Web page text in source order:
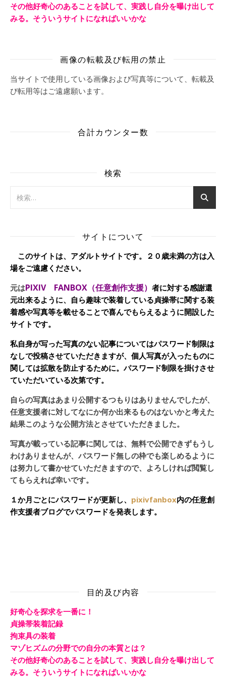
その他好奇心のあることを試して、実践し自分を曝け出して
みる。そういうサイトになればいいかな
画像の転載及び転用の禁止
当サイトで使用している画像および写真等について、転載及
び転用等はご遠慮願います。
合計カウンター数
検索
サイトについて
このサイトは、アダルトサイトです。２０歳未満の方は入
場をご遠慮ください。
元はPIXIV FANBOX（任意創作支援） 者に対する感謝還
元出来るように、自ら趣味で装着している貞操帯に関する装
着感や写真等を載せることで喜んでもらえるように開設した
サイトです。
私自身が写った写真のない記事についてはパスワード制限は
なしで投稿させていただきますが、個人写真が入ったものに
関しては拡散を防止するために。パスワード制限を掛けさせ
ていただいている次第です。
自らの写真はあまり公開するつもりはありませんでしたが、
任意支援者に対してなにか何か出来るものはないかと考えた
結果このような公開方法とさせていただきました。
写真が載っている記事に関しては、無料で公開できずもうし
わけありませんが、パスワード無しの枠でも楽しめるように
は努力して書かせていただきますので、よろしければ閲覧し
てもらえれば幸いです。
１か月ごとにパスワードが更新し、 pixivfanbox内の任意創
作支援者ブログでパスワードを発表します。
目的及び内容
好奇心を探求を一番に！
貞操帯装着記録
拘束具の装着
マゾヒズムの分野での自分の本質とは？
その他好奇心のあることを試して、実践し自分を曝け出して
みる。そういうサイトになればいいかな